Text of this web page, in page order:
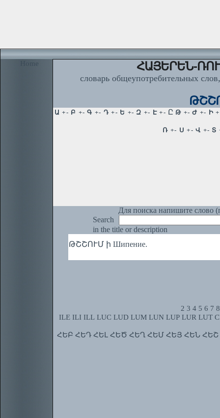
Home ՀԱՅԵՐԵՆ-
словарь общеупотребительных
Для поиска напишите слово
Search
in the title or description
ԹՇՇՈՒՄ ի Шипение.
2 3 4 5 6 7 8
ILE ILI ILL LUC LUD LUM LUN LUP LUR LUT
ՀԵԲ ՀԵԴ ՀԵԼ ՀԵԾ ՀԵՂ ՀԵՄ ՀԵՅ ՀԵՆ ՀԵՇ